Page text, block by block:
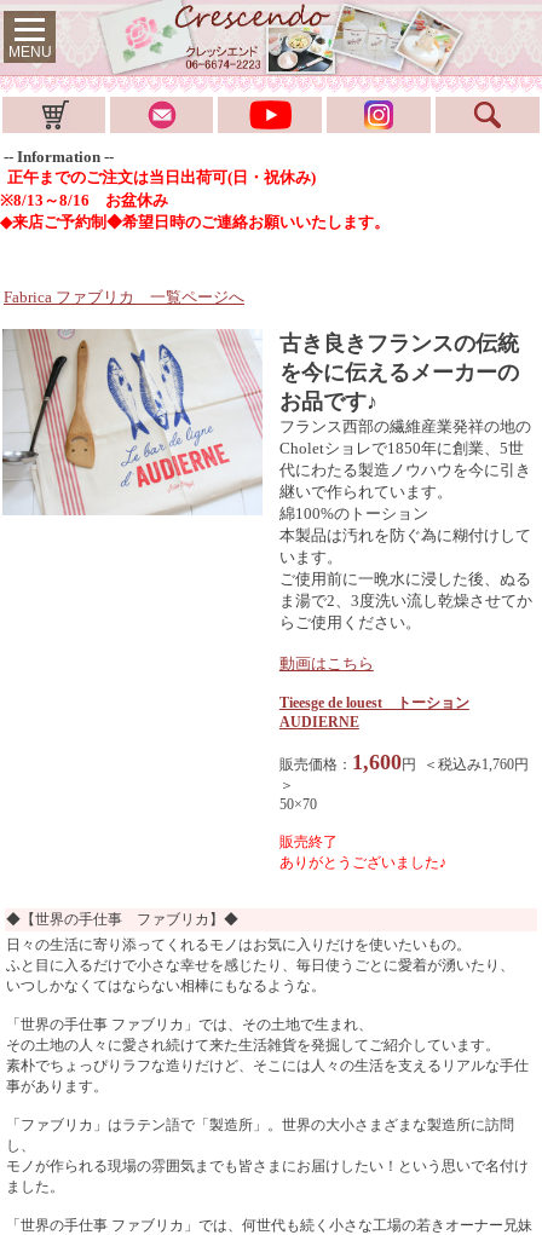
MENU
-- Information --
正午までのご注文は当日出荷可(日・祝休み)
※8/13～8/16 お盆休み
◆来店ご予約制◆希望日時のご連絡お願いいたします。
Fabrica ファブリカ 一覧ページへ
古き良きフランスの伝統
を今に伝えるメーカーの
お品です♪
フランス西部の繊維産業発祥の地の
Choletショレで1850年に創業、5世
代にわたる製造ノウハウを今に引き
継いで作られています。
綿100%のトーション
本製品は汚れを防ぐ為に糊付けして
います。
ご使用前に一晩水に浸した後、ぬる
ま湯で2、3度洗い流し乾燥させてか
らご使用ください。
動画はこちら
Tieesge de louest トーション
AUDIERNE
販売価格： 1,600円 ＜税込み1,760円
＞
50×70
販売終了
ありがとうございました♪
◆【世界の手仕事 ファブリカ】◆
日々の生活に寄り添ってくれるモノはお気に入りだけを使いたいもの。
ふと目に入るだけで小さな幸せを感じたり、毎日使うごとに愛着が湧いたり、
いつしかなくてはならない相棒にもなるような。
「世界の手仕事 ファブリカ」では、その土地で生まれ、
その土地の人々に愛され続けて来た生活雑貨を発掘してご紹介しています。
素朴でちょっぴりラフな造りだけど、そこには人々の生活を支えるリアルな手仕
事があります。
「ファブリカ」はラテン語で「製造所」。世界の大小さまざまな製造所に訪問
し、
モノが作られる現場の雰囲気までも皆さまにお届けしたい！という思いで名付け
ました。
「世界の手仕事 ファブリカ」では、何世代も続く小さな工場の若きオーナー兄妹